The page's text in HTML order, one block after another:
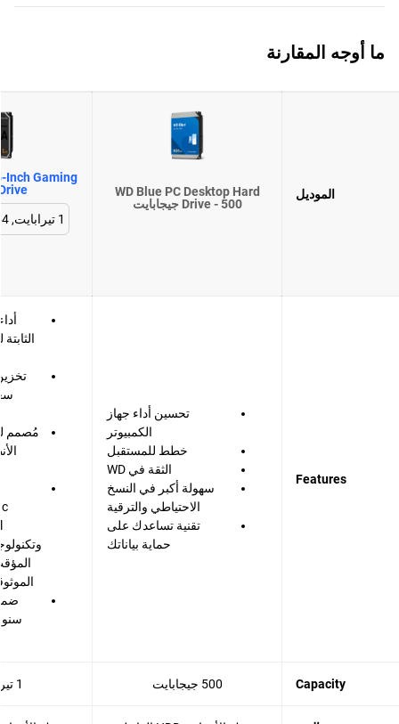
ما أوجه المقارنة
الموديل
WD Blue PC Desktop Hard
Drive - 500 جيجابايت
Inch Gaming
Features
تحسين أداء جهاز
الكمبيوتر
خطط للمستقبل
الثقة في WD
سهولة أكبر في النسخ
الاحتياطي والترقية
تقنية تساعدك على
حماية بياناتك
مُصمم
Capacity 500 جيجابايت 1 تيرابايت